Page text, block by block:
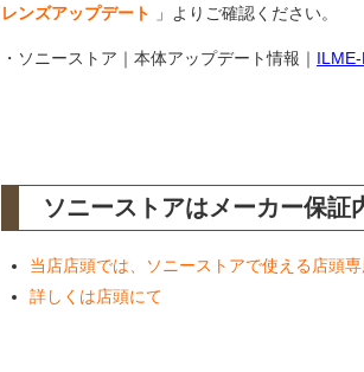
レンズアップデート
」よりご確認ください。
・ソニーストア｜本体アップデート情報｜
ソニーストアはメーカー保証
当店店頭では、ソニーストアで使える店頭
詳しくは店頭にて